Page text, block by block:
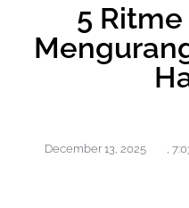
5
December 13, 2025 ,